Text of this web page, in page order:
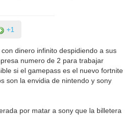
+1
dinero infinito despidiendo a sus
numero de 2 para trabajar
si el gamepass es el nuevo fortnite
son la envidia de nintendo y sony
por matar a sony que la billetera